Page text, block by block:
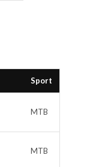
Sport
MTB
MTB